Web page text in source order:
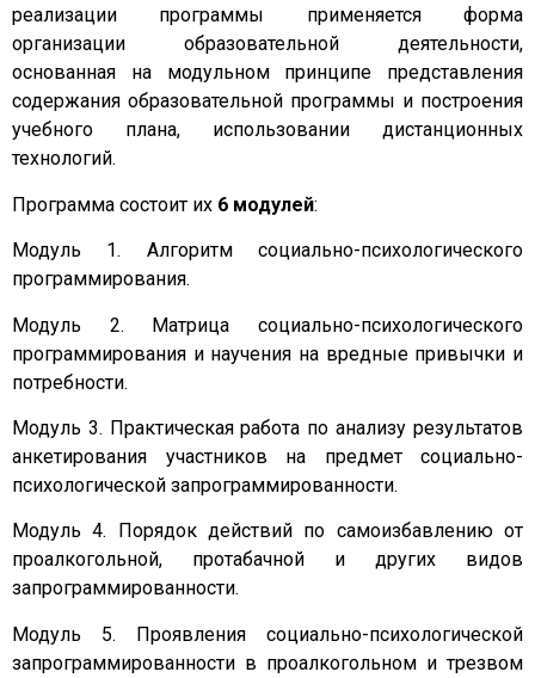
реализации программы применяется форма
организации образовательной деятельности,
основанная на модульном принципе представления
содержания образовательной программы и построения
учебного плана, использовании дистанционных
технологий.
Программа состоит их 6 модулей:
Модуль 1. Алгоритм социально-психологического
программирования.
Модуль 2. Матрица социально-психологического
программирования и научения на вредные привычки и
потребности.
Модуль 3. Практическая работа по анализу результатов
анкетирования участников на предмет социально-
психологической запрограммированности.
Модуль 4. Порядок действий по самоизбавлению от
проалкогольной, протабачной и других видов
запрограммированности.
Модуль 5. Проявления социально-психологической
запрограммированности в проалкогольном и трезвом